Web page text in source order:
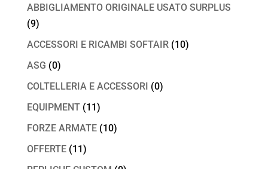
ABBIGLIAMENTO ORIGINALE USATO SURPLUS
(9)
ACCESSORI E RICAMBI SOFTAIR (10)
ASG (0)
COLTELLERIA E ACCESSORI (0)
EQUIPMENT (11)
FORZE ARMATE (10)
OFFERTE (11)